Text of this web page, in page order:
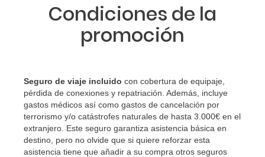
Condiciones de la
promoción
Seguro de viaje incluido con cobertura de equipaje,
pérdida de conexiones y repatriación. Además, incluye
gastos médicos así como gastos de cancelación por
terrorismo y/o catástrofes naturales de hasta 3.000€ en el
extranjero. Este seguro garantiza asistencia básica en
destino, pero no olvide que si quiere reforzar esta
asistencia tiene que añadir a su compra otros seguros